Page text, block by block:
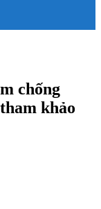
chống
khảo